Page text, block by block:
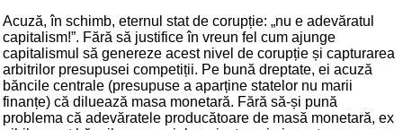
Acuză, în schimb, eternul stat de corupție: „nu e adevăratul
capitalism!”. Fără să justifice în vreun fel cum ajunge
capitalismul să genereze acest nivel de corupție și capturarea
arbitrilor presupusei competiții. Pe bună dreptate, ei acuză
băncile centrale (presupuse a aparține statelor nu marii
finanțe) că diluează masa monetară. Fără să-și pună
problema că adevăratele producătoare de masă monetară, ex